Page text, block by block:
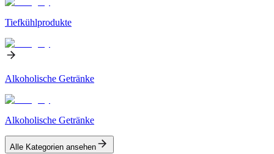
Tiefkühlprodukte
Alkoholische Getränke
Alkoholische Getränke
Alle Kategorien ansehen